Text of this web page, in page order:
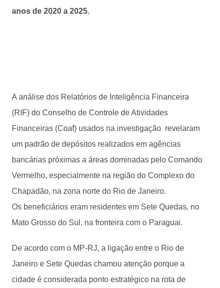
anos de 2020 a 2025.
A análise dos Relatórios de Inteligência Financeira
(RIF) do Conselho de Controle de Atividades
Financeiras (Coaf) usados na investigação revelaram
um padrão de depósitos realizados em agências
bancárias próximas a áreas dominadas pelo Comando
Vermelho, especialmente na região do Complexo do
Chapadão, na zona norte do Rio de Janeiro.
Os beneficiários eram residentes em Sete Quedas, no
Mato Grosso do Sul, na fronteira com o Paraguai.
De acordo com o MP-RJ, a ligação entre o Rio de
Janeiro e Sete Quedas chamou atenção porque a
cidade é considerada ponto estratégico na rota de